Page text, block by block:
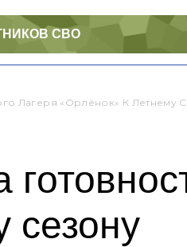
СВО
Лагеря «Орлёнок» К Летнему
сезону